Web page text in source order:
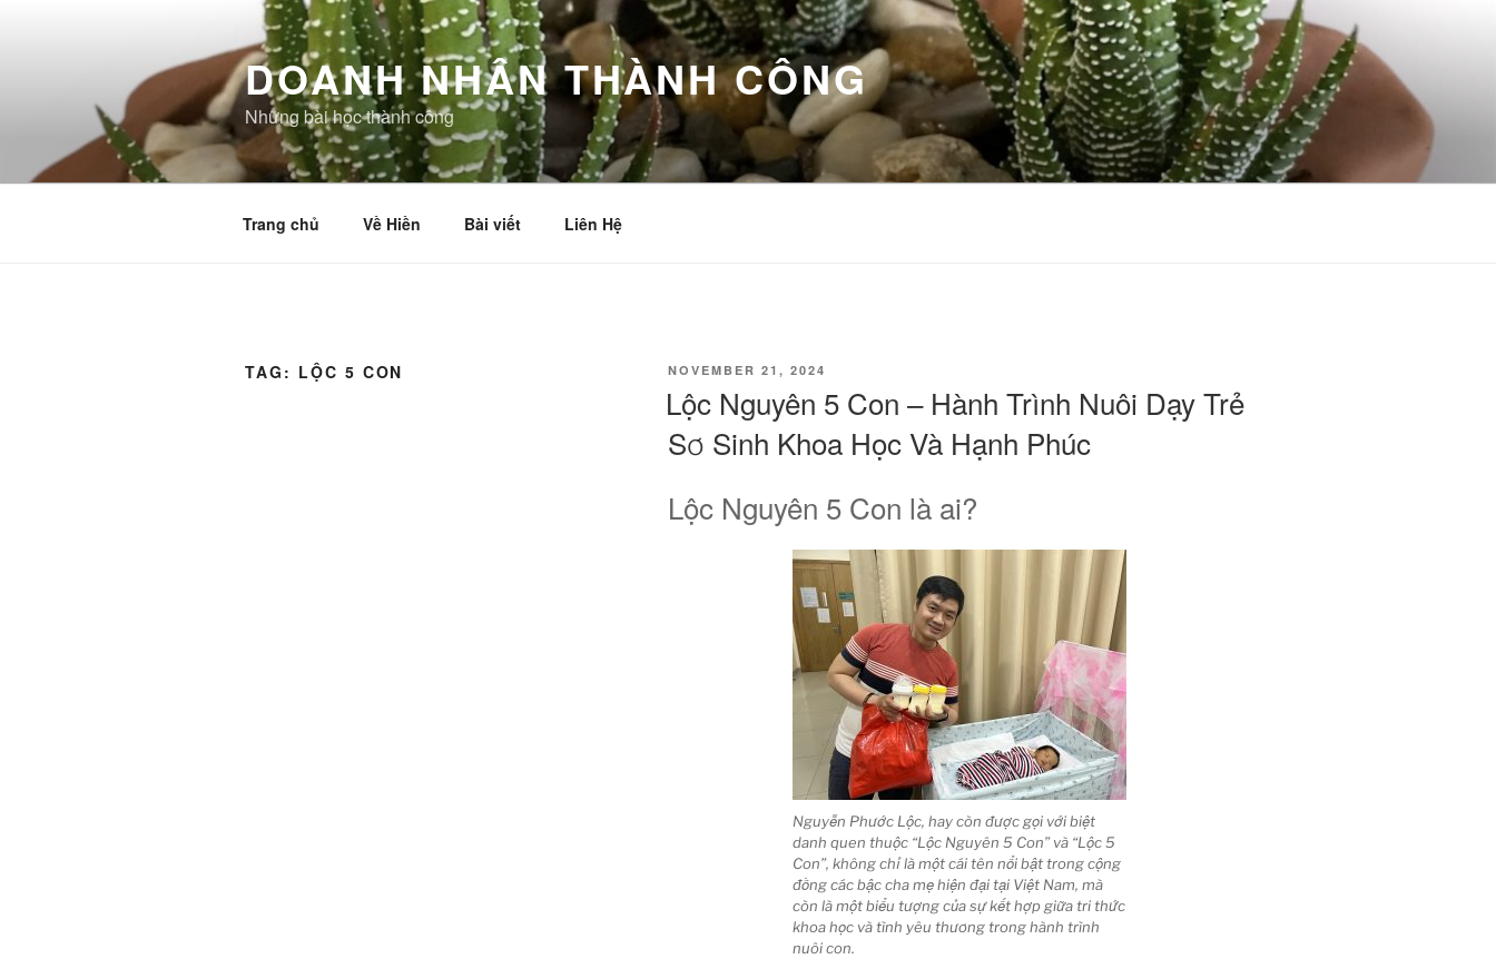
DOANH NHÂN THÀNH CÔNG
Những bài học thành công
Trang chủ Về Hiền Bài viết Liên Hệ
TAG: LỘC 5 CON
POSTED
NOVEMBER 21, 2024
Lộc Nguyên 5 Con – Hành Trình Nuôi Dạy Trẻ
Sơ Sinh Khoa Học Và Hạnh Phúc
Lộc Nguyên 5 Con là ai?
Nguyễn Phước Lộc, hay còn được gọi với biệt
danh quen thuộc “Lộc Nguyên 5 Con” và “Lộc 5
Con”, không chỉ là một cái tên nổi bật trong cộng
đồng các bậc cha mẹ hiện đại tại Việt Nam, mà
còn là một biểu tượng của sự kết hợp giữa tri thức
khoa học và tình yêu thương trong hành trình
nuôi con.